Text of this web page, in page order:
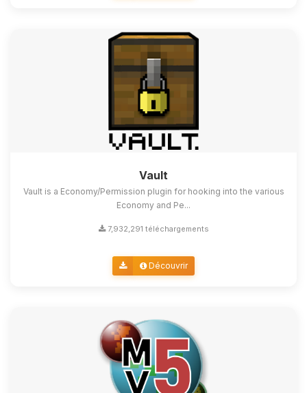
Vault
Vault is a Economy/Permission plugin for hooking into the various
Economy and Pe...
7,932,291 téléchargements
Découvrir